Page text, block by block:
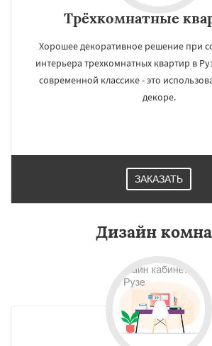
Трёхкомнатные
Хорошее декоративное решение при
интерьера трехкомнатных квартир в
современной классике - это
декоре.
ЗАКАЗАТЬ
Дизайн